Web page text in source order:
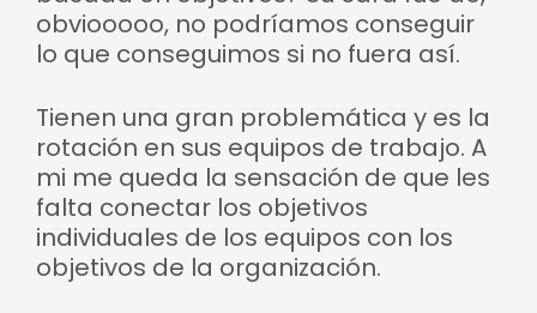
obviooooo, no podríamos conseguir
lo que conseguimos si no fuera así.
Tienen una gran problemática y es la
rotación en sus equipos de trabajo. A
mi me queda la sensación de que les
falta conectar los objetivos
individuales de los equipos con los
objetivos de la organización.